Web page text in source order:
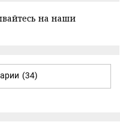
на наши
(34)